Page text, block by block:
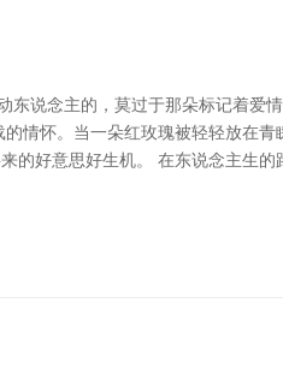
说念主的，莫过于那朵标记着爱
情怀。当一朵红玫瑰被轻轻放在
好意思好生机。 在东说念主生